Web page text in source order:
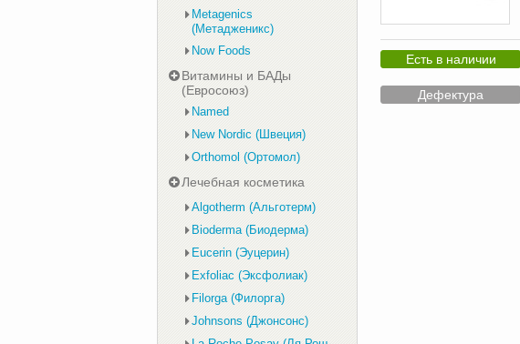
Есть в наличии
Дефектура
Metagenics
(Метадженикс)
Now Foods
Витамины и БАДы
(Евросоюз)
Named
New Nordic (Швеция)
Orthomol (Ортомол)
Лечебная косметика
Algotherm (Альготерм)
Bioderma (Биодерма)
Eucerin (Эуцерин)
Exfoliac (Эксфолиак)
Filorga (Филорга)
Johnsons (Джонсонс)